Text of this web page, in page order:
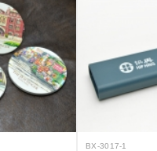
BX-3017-1